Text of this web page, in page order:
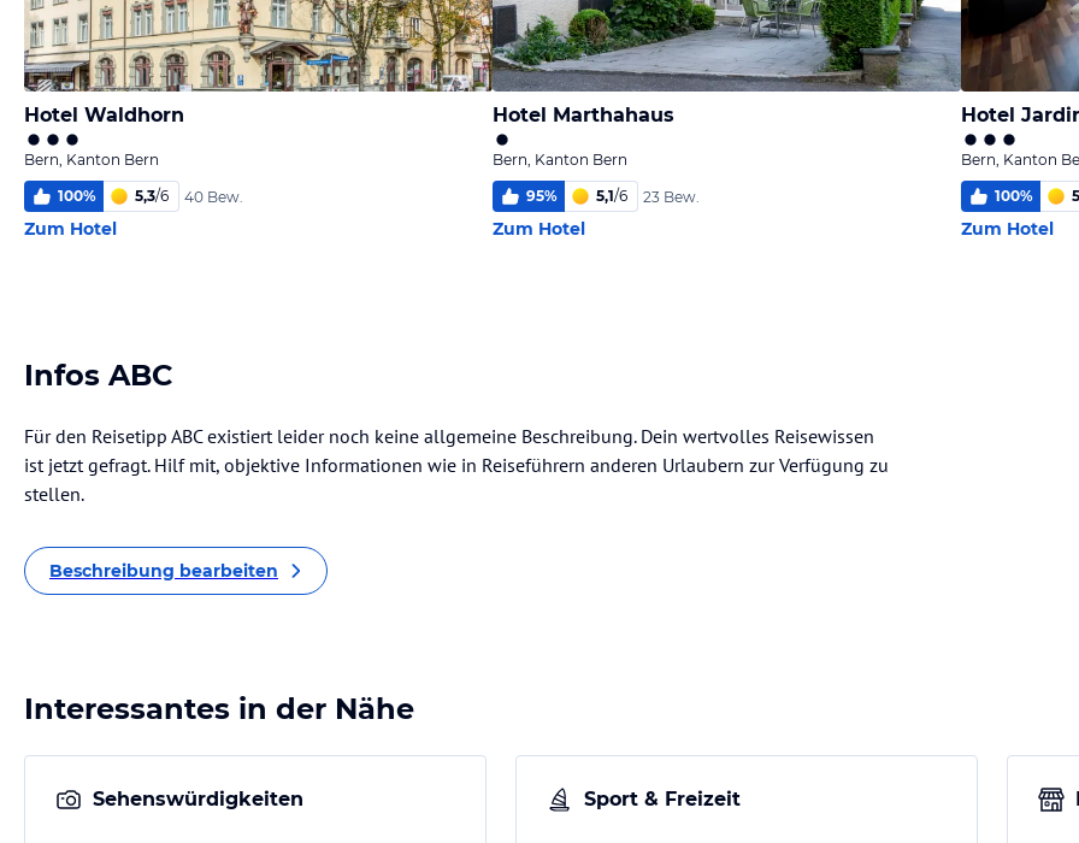
Hotel Waldhorn
Bern, Kanton Bern
100% 5,3/6 40 Bew.
Zum Hotel
Hotel Marthahaus
Bern, Kanton Bern
95% 5,1/6 23 Bew.
Zum Hotel
Hotel
Bern, Kanton
100%
Zum Hotel
Infos ABC
Für den Reisetipp ABC existiert leider noch keine allgemeine Beschreibung. Dein wertvolles Reisewissen
ist jetzt gefragt. Hilf mit, objektive Informationen wie in Reiseführern anderen Urlaubern zur Verfügung zu
stellen.
Beschreibung bearbeiten
Interessantes in der Nähe
Sehenswürdigkeiten Sport & Freizeit